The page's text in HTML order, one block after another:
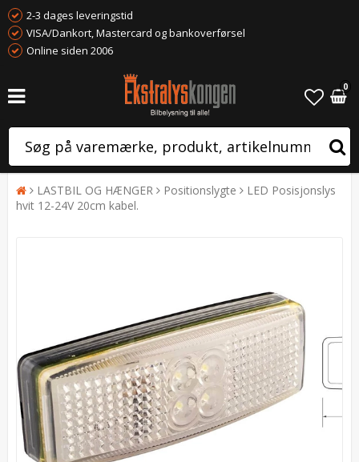
2-3 dages leveringstid
VISA/Dankort, Mastercard og bankoverførsel
Online siden 2006
0
LASTBIL OG HÆNGER Positionslygte
LED Posisjonslys
hvit 12-24V 20cm kabel.